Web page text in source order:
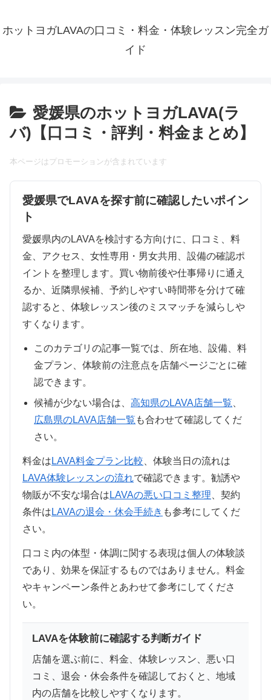
ホットヨガLAVAの口コミ・料金・体験レッスン完全ガ
イド
愛媛県のホットヨガLAVA(ラ
バ)【口コミ・評判・料金まとめ】
本ページはプロモーションが含まれています
愛媛県でLAVAを探す前に確認したいポイン
ト
愛媛県内のLAVAを検討する方向けに、口コミ、料
金、アクセス、女性専用・男女共用、設備の確認ポ
イントを整理します。買い物前後や仕事帰りに通え
るか、近隣県候補、予約しやすい時間帯を分けて確
認すると、体験レッスン後のミスマッチを減らしや
すくなります。
このカテゴリの記事一覧では、所在地、設備、料
金プラン、体験前の注意点を店舗ページごとに確
認できます。
候補が少ない場合は、高知県のLAVA店舗一覧
広島県のLAVA店舗一覧 も合わせて確認してくだ
さい。
料金は LAVA料金プラン比較 、体験当日の流れは
LAVA体験レッスンの流れで確認できます。勧誘や
物販が不安な場合は LAVAの悪い口コミ整理 、契約
条件は LAVAの退会・休会手続き も参考にしてくだ
さい。
口コミ内の体型・体調に関する表現は個人の体験談
であり、効果を保証するものではありません。料金
やキャンペーン条件とあわせて参考にしてくださ
い。
LAVAを体験前に確認する判断ガイド
店舗を選ぶ前に、料金、体験レッスン、悪い口
コミ、退会・休会条件を確認しておくと、地域
内の店舗を比較しやすくなります。